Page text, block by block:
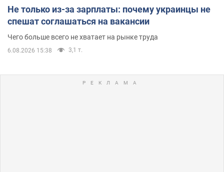
Не только из-за зарплаты: почему украинцы не
спешат соглашаться на вакансии
Чего больше всего не хватает на рынке труда
6.08.2026 15:38 3,1 т.